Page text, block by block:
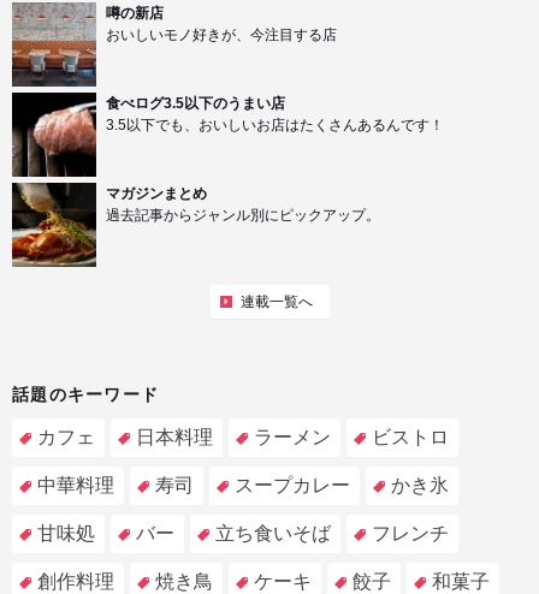
噂の新店
おいしいモノ好きが、今注目する店
食べログ3.5以下のうまい店
3.5以下でも、おいしいお店はたくさんあるんです！
マガジンまとめ
過去記事からジャンル別にピックアップ。
連載一覧へ
話題のキーワード
カフェ 日本料理 ラーメン ビストロ
中華料理 寿司 スープカレー かき氷
甘味処 バー 立ち食いそば フレンチ
創作料理 焼き鳥 ケーキ 餃子 和菓子